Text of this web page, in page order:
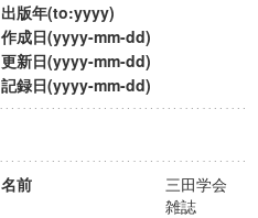
出版年(to:yyyy)
作成日(yyyy-mm-dd)
更新日(yyyy-mm-dd)
記録日(yyyy-mm-dd)
名前
三田学会
雑誌